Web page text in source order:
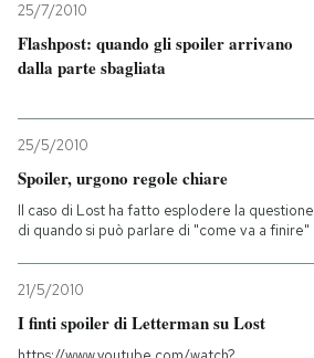
25/7/2010
Flashpost: quando gli spoiler arrivano
dalla parte sbagliata
25/5/2010
Spoiler, urgono regole chiare
Il caso di Lost ha fatto esplodere la questione
di quando si può parlare di "come va a finire"
21/5/2010
I finti spoiler di Letterman su Lost